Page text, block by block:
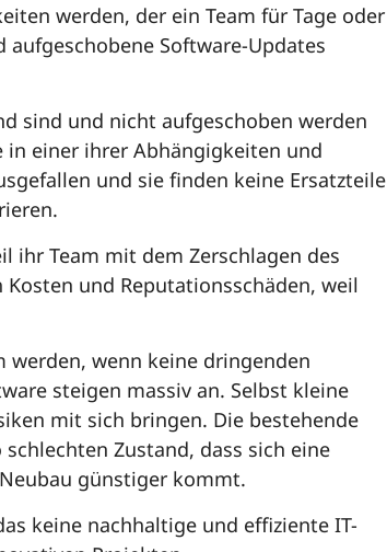
werden, der ein Team für Tage oder
Software-Updates
sind und nicht aufgeschoben werden
in einer ihrer Abhängigkeiten und
und sie finden keine Ersatzteile
ihr Team mit dem Zerschlagen des
und Reputationsschäden, weil
werden, wenn keine dringenden
steigen massiv an. Selbst kleine
mit sich bringen. Die bestehende
Zustand, dass sich eine
günstiger kommt.
keine nachhaltige und effiziente IT-